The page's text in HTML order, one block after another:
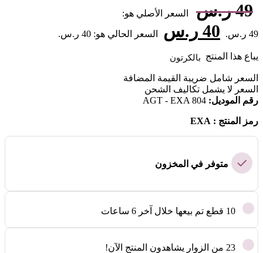
49 ر.س السعر الأصلي هو:
49 ر.س. 40 ر.س السعر الحالي هو: 40 ر.س.
يباع هذا المنتج بالكرتون
السعر شامل ضريبة القيمة المضافة
السعر لا يشمل تكاليف الشحن
رقم الموديل: AGT - EXA 804
رمز المنتج : EXA
متوفر في المخزون
10 قطع تم بيعها خلال آخر 6 ساعات
23 من الزوار يشاهدون المنتج الآن!